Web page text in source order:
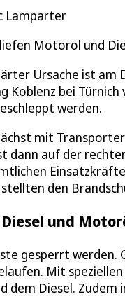
Lamparter
Motoröl und
Ursache ist am
Koblenz bei
werden.
mit
dann auf der
den
und
gesperrt
Mit
dem Diesel.